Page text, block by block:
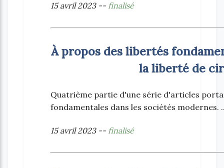
15 avril 2023 -- finalisé
À propos des libertés
la liberté de
Quatrième partie d'une série d'articles
fondamentales dans les sociétés modernes.
15 avril 2023 -- finalisé